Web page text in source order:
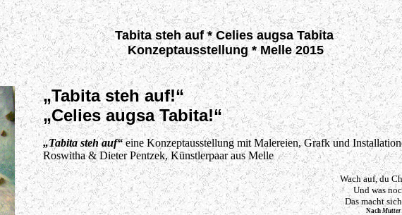
Tabita steh auf * Celies augsa Tabita
Konzeptausstellung * Melle 2015
„Tabita steh auf!“
„Celies augsa Tabita!“
„Tabita steh auf“eine Konzeptausstellung mit Malereien, Grafk und
Roswitha & Dieter Pentzek, Künstlerpaar aus Melle
Wach auf, du
Und was
Das macht
NachMutter